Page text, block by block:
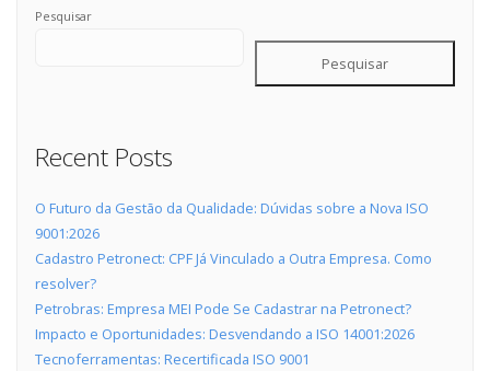
Pesquisar
Pesquisar
Recent Posts
O Futuro da Gestão da Qualidade: Dúvidas sobre a Nova ISO
9001:2026
Cadastro Petronect: CPF Já Vinculado a Outra Empresa. Como
resolver?
Petrobras: Empresa MEI Pode Se Cadastrar na Petronect?
Impacto e Oportunidades: Desvendando a ISO 14001:2026
Tecnoferramentas: Recertificada ISO 9001